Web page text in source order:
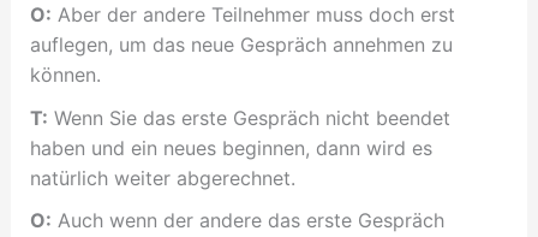
O: Aber der andere Teilnehmer muss doch erst
auflegen, um das neue Gespräch annehmen zu
können.
T: Wenn Sie das erste Gespräch nicht beendet
haben und ein neues beginnen, dann wird es
natürlich weiter abgerechnet.
O: Auch wenn der andere das erste Gespräch